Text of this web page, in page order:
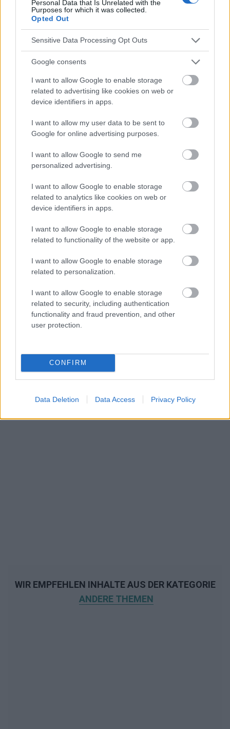
Personal Data that Is Unrelated with the
Purposes for which it was collected.
Opted Out
Sensitive Data Processing Opt Outs
Google consents
I want to allow Google to enable storage
related to advertising like cookies on web or
device identifiers in apps.
I want to allow my user data to be sent to
Google for online advertising purposes.
I want to allow Google to send me
personalized advertising.
I want to allow Google to enable storage
related to analytics like cookies on web or
device identifiers in apps.
I want to allow Google to enable storage
related to functionality of the website or app.
I want to allow Google to enable storage
related to personalization.
I want to allow Google to enable storage
related to security, including authentication
functionality and fraud prevention, and other
user protection.
CONFIRM
Data Deletion Data Access Privacy Policy
https://journals.viamedica.pl/forum_zaburzen_metabolicznych/
article/download/49394/36320,
https://www.frontiersin.org/journals/endocrinology/articles/10.
3389/fendo.2021.585887/full,
https://diabetyk.org.pl/leczenie-insulina-a-masa-ciala-jak-nie-
przytyc-na-insulinie/,
article/download/28724/23493
Die Inhalte und Materialien auf dieser Website dienen nur zu
Bildungs- und Informationszwecken. Der Herausgeber und die
Anwendung verantwortlich. Bevor Sie Ratschläge oder Tipps auf
der Website verwenden, ist es unbedingt erforderlich, einen Arzt
Werbung:
WIR EMPFEHLEN INHALTE AUS DER KATEGORIE
ANDERE THEMEN